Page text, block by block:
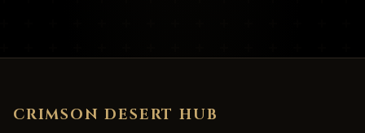
CRIMSON DESERT HUB